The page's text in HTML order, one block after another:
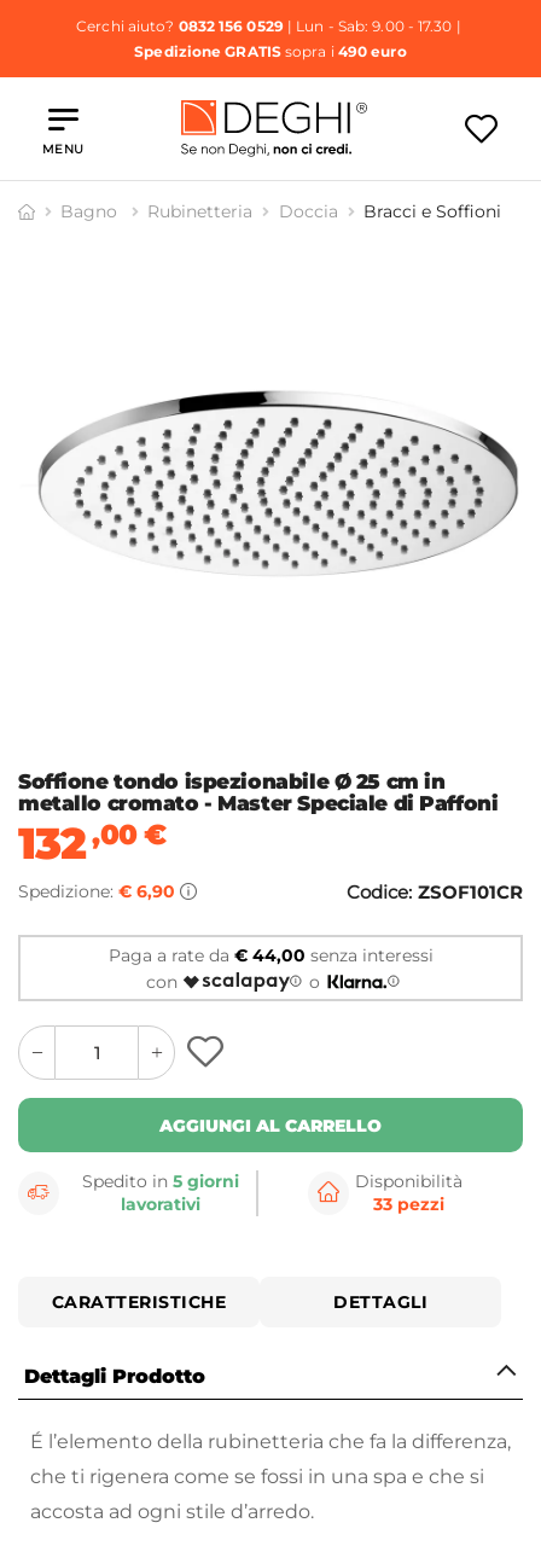
Cerchi aiuto? 0832 156 0529| Lun - Sab: 9.00 - 17.30 |
Spedizione GRATISsopra i 490 euro
MENU
Bagno Rubinetteria Doccia Bracci e Soffioni
Soffione tondo ispezionabile Ø 25 cm in
metallo cromato - Master Speciale di Paffoni
132,00€
Spedizione: € 6,90 Codice: ZSOF101CR
Paga a rate da € 44,00 senza interessi
con
o
quantity
button
quantity
minus
button
AGGIUNGI AL CARRELLO
Spedito in5 giorni
lavorativi
Disponibilità
33 pezzi
CARATTERISTICHE DETTAGLI
Dettagli Prodotto
É l’elemento della rubinetteria che fa la differenza,
che ti rigenera come se fossi in una spa e che si
accosta ad ogni stile d’arredo.